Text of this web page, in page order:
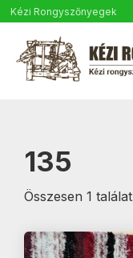
Kézi Rongyszőnyegek
135
Összesen 1 találat